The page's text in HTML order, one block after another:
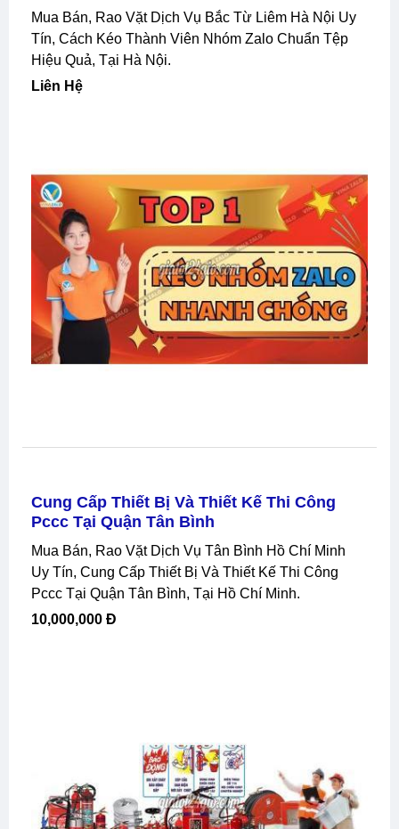
Mua Bán, Rao Vặt Dịch Vụ Bắc Từ Liêm Hà Nội Uy
Tín, Cách Kéo Thành Viên Nhóm Zalo Chuẩn Tệp
Hiệu Quả, Tại Hà Nội.
Liên Hệ
Cung Cấp Thiết Bị Và Thiết Kế Thi Công
Pccc Tại Quận Tân Bình
Mua Bán, Rao Vặt Dịch Vụ Tân Bình Hồ Chí Minh
Uy Tín, Cung Cấp Thiết Bị Và Thiết Kế Thi Công
Pccc Tại Quận Tân Bình, Tại Hồ Chí Minh.
10,000,000 Đ